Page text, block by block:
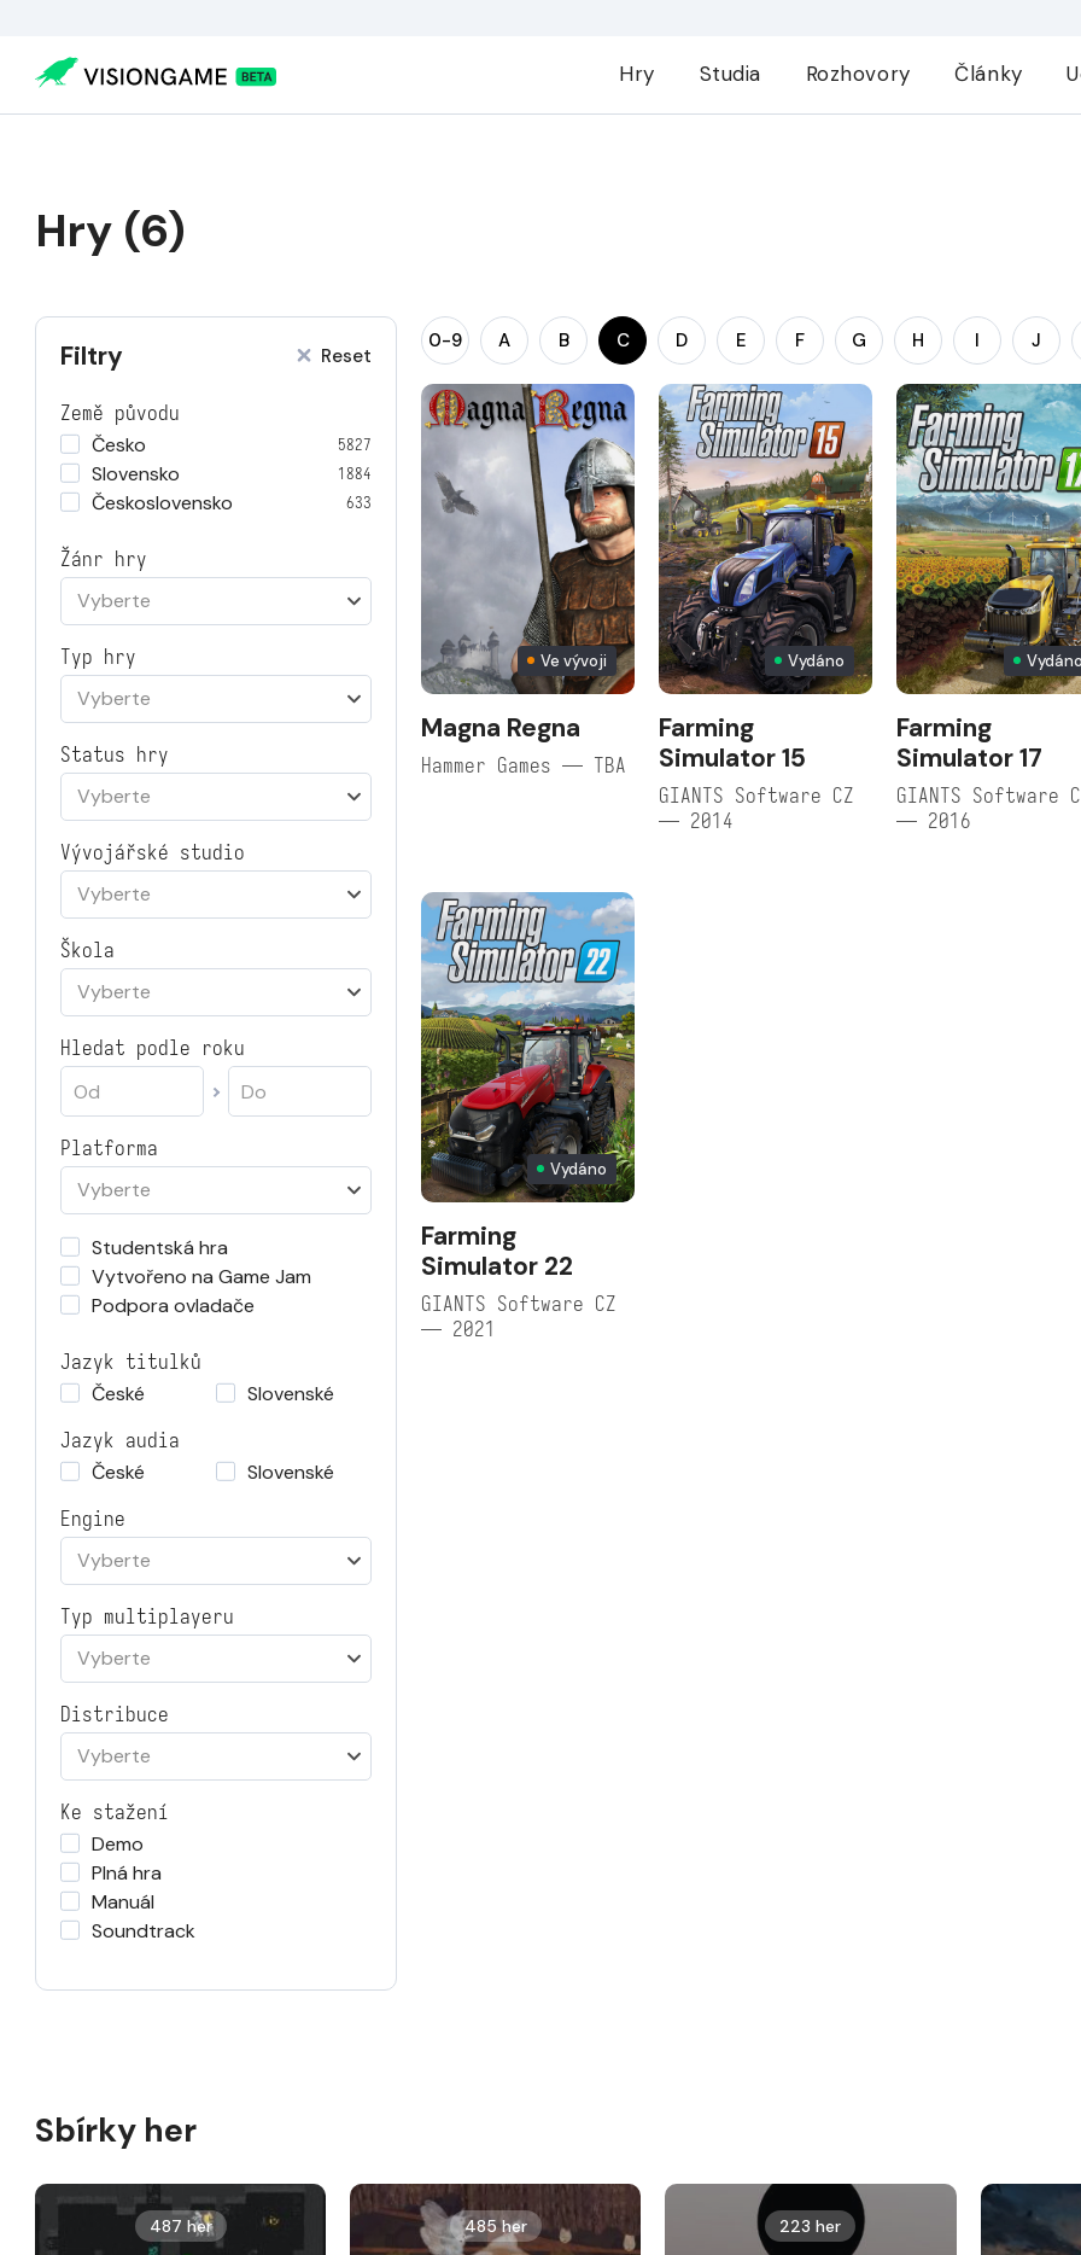
Hry Studia Rozhovory Články
Hry (6)
Filtry Reset
Země původu
Česko
5827
Slovensko 1884
Československo 633
Žánr hry
Vyberte
Typ hry
Vyberte
Status hry
Vyberte
Vývojářské studio
Vyberte
Škola
Vyberte
Hledat podle roku
Platforma
Vyberte
Studentská hra
Vytvořeno na Game Jam
Podpora ovladače
Jazyk titulků
České
Slovenské
Jazyk audia
České
Slovenské
Engine
Vyberte
Typ multiplayeru
Vyberte
Distribuce
Vyberte
Ke stažení
Demo
Plná hra
Manuál
Soundtrack
0-9 A B C D E F G H I J
Ve vývoji
Magna Regna
Hammer Games — TBA
Vydáno
Farming
Simulator 15
GIANTS Software CZ
— 2014
Farming
Simulator 17
GIANTS Software
— 2016
Vydáno
Farming
Simulator 22
GIANTS Software CZ
— 2021
Sbírky her
487 her 485 her 223 her